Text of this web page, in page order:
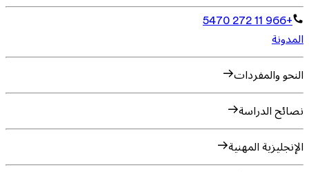
+966 11 272 5470
المدونة
النحو والمفردات
نصائح الدراسة
الإنجليزية المهنية